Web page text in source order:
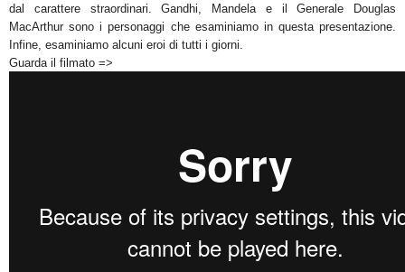
dal carattere straordinari. Gandhi, Mandela e il Generale Douglas
MacArthur sono i personaggi che esaminiamo in questa presentazione.
Infine, esaminiamo alcuni eroi di tutti i giorni.
Guarda il filmato =>